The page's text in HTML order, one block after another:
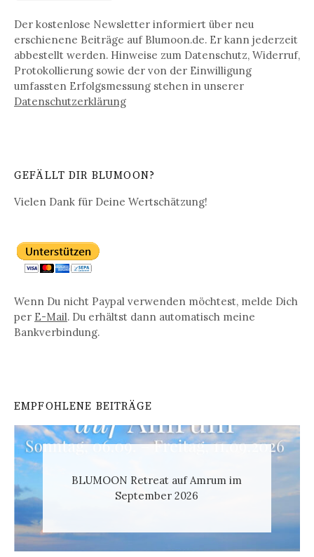
Der kostenlose Newsletter informiert über neu
erschienene Beiträge auf Blumoon.de. Er kann jederzeit
abbestellt werden. Hinweise zum Datenschutz, Widerruf,
Protokollierung sowie der von der Einwilligung
umfassten Erfolgsmessung stehen in unserer
Datenschutz­erklärung
GEFÄLLT DIR BLUMOON?
Vielen Dank für Deine Wertschätzung!
Wenn Du nicht Paypal verwenden möchtest, melde Dich
per E-Mail. Du erhältst dann automatisch meine
Bankverbindung.
EMPFOHLENE BEITRÄGE
BLUMOON Retreat auf Amrum im
September 2026